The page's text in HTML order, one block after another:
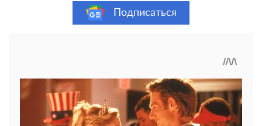
Подписаться